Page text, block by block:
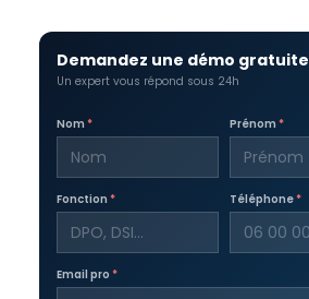
Demandez une démo gratuite
Un expert vous répond sous 24h
Nom * Prénom *
Fonction * Téléphone*
Email pro *